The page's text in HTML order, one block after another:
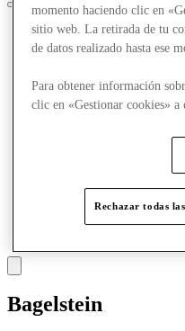
Bagelstein
momento haciendo clic en
sitio web. La retirada de tu
de datos realizado hasta ese
Para obtener información
clic en «Gestionar cookies» a
Rechazar todas